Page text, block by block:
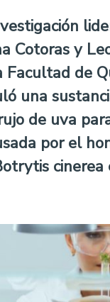
Cotoras y
Facultad de
una
de uva
por el
cinerea